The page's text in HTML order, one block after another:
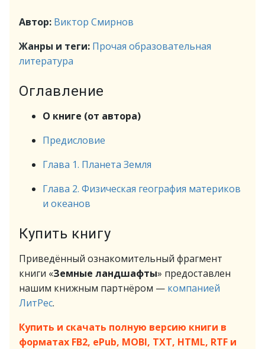
Автор: Виктор Смирнов
Жанры и теги: Прочая образовательная
литература
Оглавление
О книге (от автора)
Предисловие
Глава 1. Планета Земля
Глава 2. Физическая география материков
и океанов
Купить книгу
Приведённый ознакомительный фрагмент
книги «Земные ландшафты» предоставлен
нашим книжным партнёром — компанией
ЛитРес.
Купить и скачать полную версию книги в
форматах FB2, ePub, MOBI, TXT, HTML, RTF и